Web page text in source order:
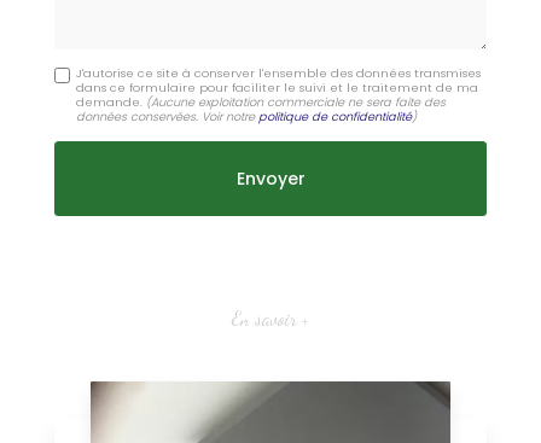
J'autorise ce site à conserver l'ensemble des données transmises
dans ce formulaire pour faciliter le suivi et le traitement de ma
demande. (Aucune exploitation commerciale ne sera faite des
données conservées. Voir notrepolitique de confidentialité)
En savoir +